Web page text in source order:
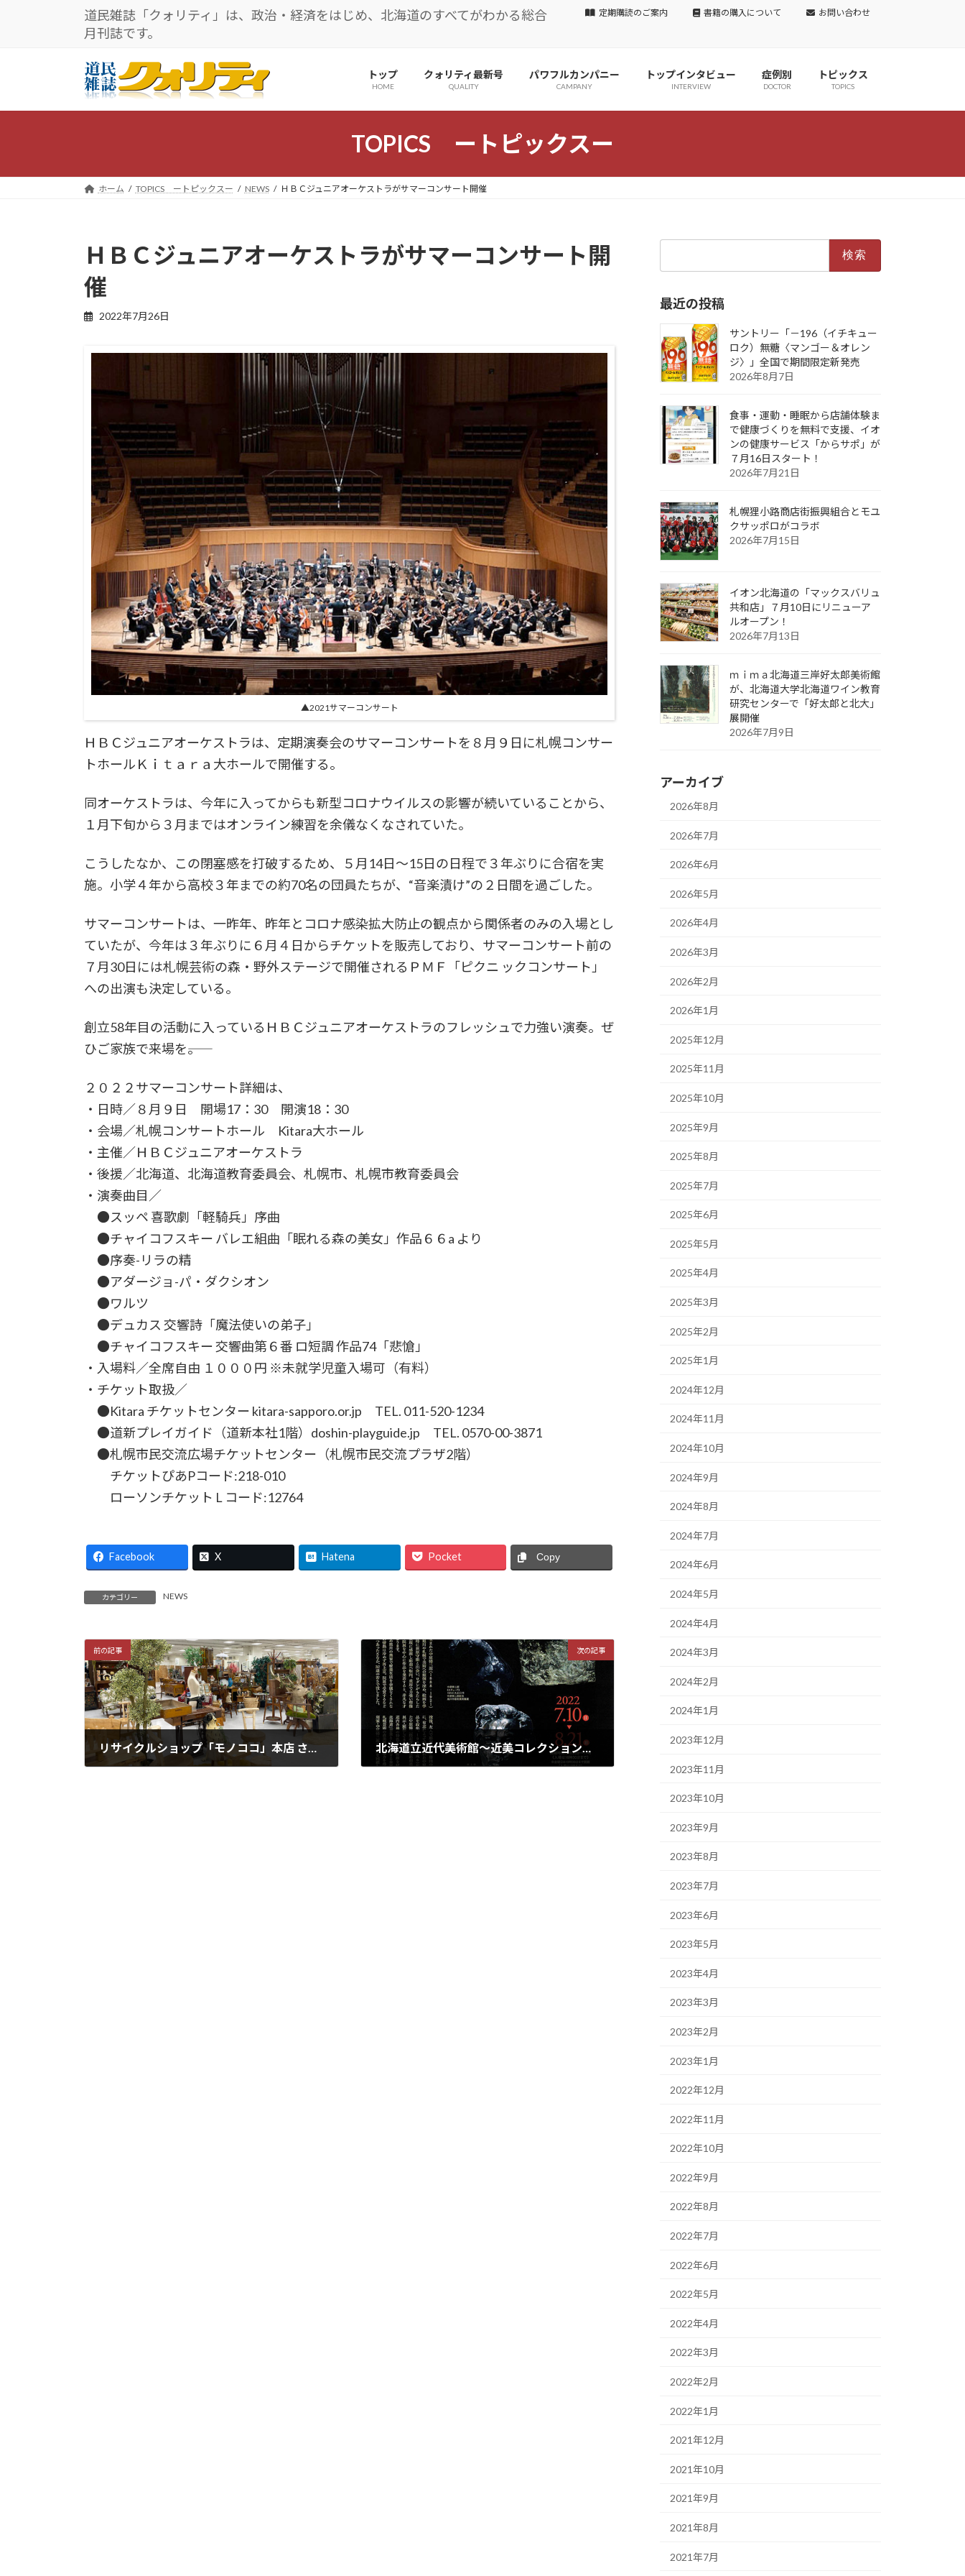
ス
ン
道民雑誌「クォリティ」は、政治・経済をはじめ、北海道のすべてがわかる総合
月刊誌です。
定期購読のご案内 書籍の購入について お問い合わせ
トップ
HOME
クォリティ最新号
QUALITY
パワフルカンパニー
CAMPANY
トップインタビュー
INTERVIEW
症例別
DOCTOR
トピックス
TOPICS
TOPICS ートピックスー
ホーム TOPICS ートピックスー NEWS ＨＢＣジュニアオーケストラがサマーコンサート開催
ＨＢＣジュニアオーケストラがサマーコンサート開
催
2022年7月26日
▲2021サマーコンサート
ＨＢＣジュニアオーケストラは、定期演奏会のサマーコンサートを８月９日に札幌コンサー
トホールＫｉｔａｒａ大ホールで開催する。
同オーケストラは、今年に入ってからも新型コロナウイルスの影響が続いていることから、
１月下旬から３月まではオンライン練習を余儀なくなされていた。
こうしたなか、この閉塞感を打破するため、５月14日～15日の日程で３年ぶりに合宿を実
施。小学４年から高校３年までの約70名の団員たちが、“音楽漬け”の２日間を過ごした。
サマーコンサートは、一昨年、昨年とコロナ感染拡大防止の観点から関係者のみの入場とし
ていたが、今年は３年ぶりに６月４日からチケットを販売しており、サマーコンサート前の
７月30日には札幌芸術の森・野外ステージで開催されるＰＭＦ「ピクニ ックコンサート」
への出演も決定している。
創立58年目の活動に入っているＨＢＣジュニアオーケストラのフレッシュで力強い演奏。ぜ
ひご家族で来場を――。
２０２２サマーコンサート詳細は、
・日時／８月９日 開場17：30 開演18：30
・会場／札幌コンサートホール Kitara大ホール
・主催／ＨＢＣジュニアオーケストラ
・後援／北海道、北海道教育委員会、札幌市、札幌市教育委員会
・演奏曲目／
●スッペ 喜歌劇「軽騎兵」序曲
●チャイコフスキー バレエ組曲「眠れる森の美女」作品６６a より
●序奏-リラの精
●アダージョ-パ・ダクシオン
●ワルツ
●デュカス 交響詩「魔法使いの弟子」
●チャイコフスキー 交響曲第６番 ロ短調 作品74「悲愴」
・入場料／全席自由 １０００円 ※未就学児童入場可（有料）
・チケット取扱／
●Kitara チケットセンター kitara-sapporo.or.jp TEL. 011-520-1234
●道新プレイガイド（道新本社1階）doshin-playguide.jp TEL. 0570-00-3871
●札幌市民交流広場チケットセンター（札幌市民交流プラザ2階）
チケットぴあPコード:218-010
ローソンチケット L コード:12764
Facebook X Hatena Pocket Copy
カテゴリー NEWS
前の記事
リサイクルショップ「モノココ」本店 さっぽろ東急に移転オープン。ウクライナ、ミャンマー支援プロジェクトも
次の記事
北海道立近代美術館～近美コレクション～「没後100年中原悌二郎展」ほか 8月21日まで開催中
最近の投稿
サントリー「－196（イチキュー
ロク）無糖〈マンゴー＆オレン
ジ〉」全国で期間限定新発売
2026年8月7日
食事・運動・睡眠から店舗体験ま
で健康づくりを無料で支援、イオ
ンの健康サービス「からサポ」が
７月16日スタート！
2026年7月21日
札幌狸小路商店街振興組合とモユ
クサッポロがコラボ
2026年7月15日
イオン北海道の「マックスバリュ
共和店」７月10日にリニューア
ルオープン！
2026年7月13日
ｍｉｍａ北海道三岸好太郎美術館
が、北海道大学北海道ワイン教育
研究センターで「好太郎と北大」
展開催
2026年7月9日
アーカイブ
2026年8月
2026年7月
2026年6月
2026年5月
2026年4月
2026年3月
2026年2月
2026年1月
2025年12月
2025年11月
2025年10月
2025年9月
2025年8月
2025年7月
2025年6月
2025年5月
2025年4月
2025年3月
2025年2月
2025年1月
2024年12月
2024年11月
2024年10月
2024年9月
2024年8月
2024年7月
2024年6月
2024年5月
2024年4月
2024年3月
2024年2月
2024年1月
2023年12月
2023年11月
2023年10月
2023年9月
2023年8月
2023年7月
2023年6月
2023年5月
2023年4月
2023年3月
2023年2月
2023年1月
2022年12月
2022年11月
2022年10月
2022年9月
2022年8月
2022年7月
2022年6月
2022年5月
2022年4月
2022年3月
2022年2月
2022年1月
2021年12月
2021年10月
2021年9月
2021年8月
2021年7月